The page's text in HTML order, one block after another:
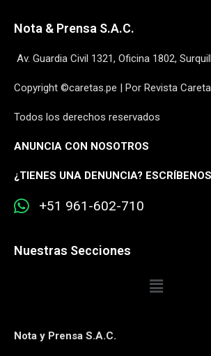
Nota & Prensa S.A.C.
Av. Guardia Civil 1321, Oficina 1802,
Copyright ©caretas.pe | Por Revista
Todos los derechos reservados
ANUNCIA CON NOSOTROS
¿TIENES UNA DENUNCIA? ESCRÍBENOS
+51 961-602-710
Nuestras Secciones
Nota y Prensa S.A.C.